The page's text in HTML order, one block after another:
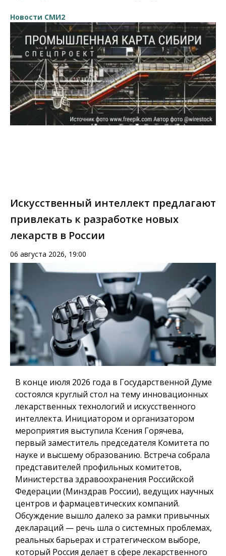
Новости СМИ2
Искусственный интеллект предлагают
привлекать к разработке новых
лекарств в России
06 августа 2026, 19:00
В конце июля 2026 года в Государственной Думе
состоялся круглый стол на тему инновационных
лекарственных технологий и искусственного
интеллекта. Инициатором и организатором
мероприятия выступила Ксения Горячева,
первый заместитель председателя Комитета по
науке и высшему образованию. Встреча собрала
представителей профильных комитетов,
Министерства здравоохранения Российской
Федерации (Минздрав России), ведущих научных
центров и фармацевтических компаний.
Обсуждение вышло далеко за рамки привычных
деклараций — речь шла о системных проблемах,
реальных барьерах и стратегическом выборе,
который Россия делает в сфере лекарственного